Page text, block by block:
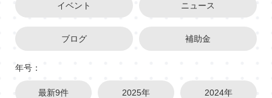
イベント ニュース
ブログ 補助金
年号：
最新9件 2025年 2024年